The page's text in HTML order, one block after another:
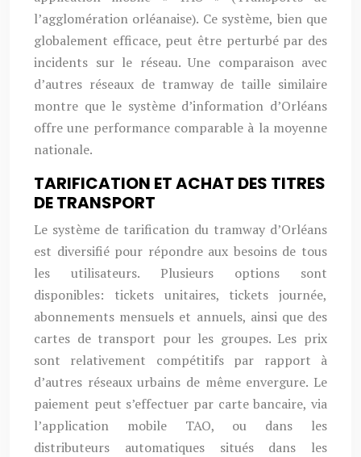
l’agglomération orléanaise). Ce système, bien que
globalement efficace, peut être perturbé par des
incidents sur le réseau. Une comparaison avec
d’autres réseaux de tramway de taille similaire
montre que le système d’information d’Orléans
offre une performance comparable à la moyenne
nationale.
TARIFICATION ET ACHAT DES TITRES
DE TRANSPORT
Le système de tarification du tramway d’Orléans
est diversifié pour répondre aux besoins de tous
les utilisateurs. Plusieurs options sont
disponibles: tickets unitaires, tickets journée,
abonnements mensuels et annuels, ainsi que des
cartes de transport pour les groupes. Les prix
sont relativement compétitifs par rapport à
d’autres réseaux urbains de même envergure. Le
paiement peut s’effectuer par carte bancaire, via
l’application mobile TAO, ou dans les
distributeurs automatiques situés dans les